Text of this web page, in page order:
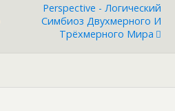
Perspective - Логический
Симбиоз Двухмерного И
Трёхмерного Мира